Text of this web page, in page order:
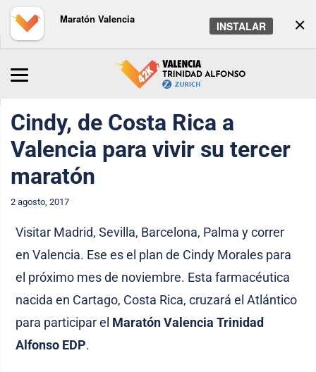
×
Maratón Valencia
INSTALAR
Noticias
Cindy, de Costa Rica a
Valencia para vivir su tercer
maratón
2 agosto, 2017
Visitar Madrid, Sevilla, Barcelona, Palma y correr
en Valencia. Ese es el plan de Cindy Morales para
el próximo mes de noviembre. Esta farmacéutica
nacida en Cartago, Costa Rica, cruzará el Atlántico
para participar el Maratón Valencia Trinidad
Alfonso EDP.